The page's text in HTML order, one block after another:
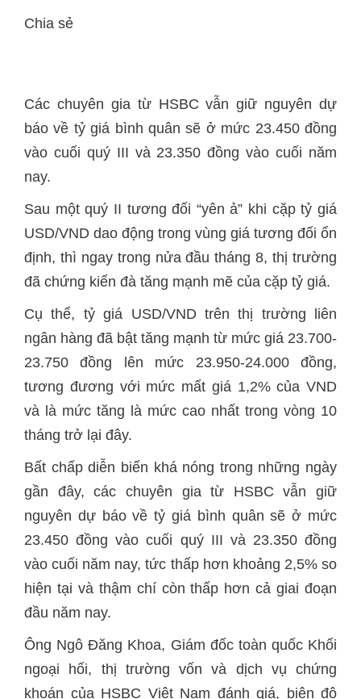
Chia sẻ
Các chuyên gia từ HSBC vẫn giữ nguyên dự
báo về tỷ giá bình quân sẽ ở mức 23.450 đồng
vào cuối quý III và 23.350 đồng vào cuối năm
nay.
Sau một quý II tương đối “yên ả” khi cặp tỷ giá
USD/VND dao động trong vùng giá tương đối ổn
định, thì ngay trong nửa đầu tháng 8, thị trường
đã chứng kiến đà tăng mạnh mẽ của cặp tỷ giá.
Cụ thể, tỷ giá USD/VND trên thị trường liên
ngân hàng đã bật tăng mạnh từ mức giá 23.700-
23.750 đồng lên mức 23.950-24.000 đồng,
tương đương với mức mất giá 1,2% của VND
và là mức tăng là mức cao nhất trong vòng 10
tháng trở lại đây.
Bất chấp diễn biến khá nóng trong những ngày
gần đây, các chuyên gia từ HSBC vẫn giữ
nguyên dự báo về tỷ giá bình quân sẽ ở mức
23.450 đồng vào cuối quý III và 23.350 đồng
vào cuối năm nay, tức thấp hơn khoảng 2,5% so
hiện tại và thậm chí còn thấp hơn cả giai đoạn
đầu năm nay.
Ông Ngô Đăng Khoa, Giám đốc toàn quốc Khối
ngoại hối, thị trường vốn và dịch vụ chứng
khoán của HSBC Việt Nam đánh giá, biên độ